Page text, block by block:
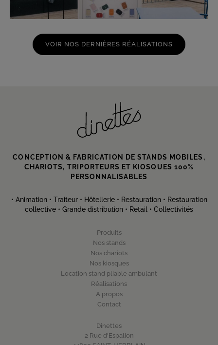
VOIR NOS DERNIÈRES RÉALISATIONS
Produits
Nos stands
Nos chariots
Nos kiosques
Location stand pliable ambulant
Réalisations
A propos
Contact
CONCEPTION & FABRICATION DE STANDS MOBILES,
CHARIOTS, TRIPORTEURS ET KIOSQUES 100%
PERSONNALISABLES
• Animation • Traiteur • Hôtellerie • Restauration • Restauration
collective • Grande distribution • Retail • Collectivités
Dinettes
2 Rue d'Espalion